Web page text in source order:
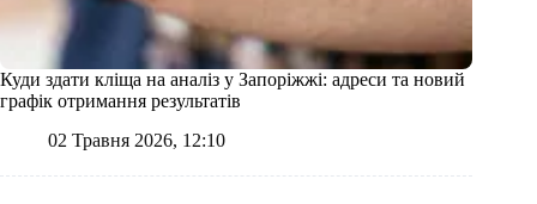
Куди здати кліща на аналіз у Запоріжжі: адреси та новий
графік отримання результатів
02 Травня 2026, 12:10